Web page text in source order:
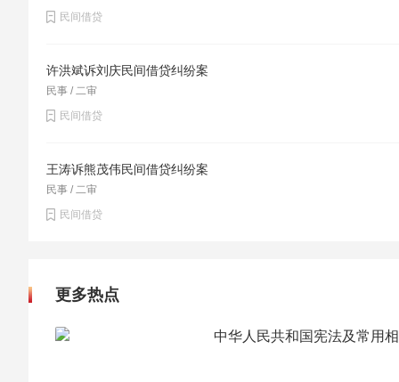
民间借贷
许洪斌诉刘庆民间借贷纠纷案
民事 / 二审
民间借贷
王涛诉熊茂伟民间借贷纠纷案
民事 / 二审
民间借贷
更多热点
中华人民共和国宪法及常用